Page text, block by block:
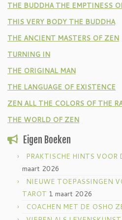
THE BUDDHA THE EMPTINESS
THIS VERY BODY THE BUDDHA
THE ANCIENT MASTERS OF ZEN
TURNING IN
THE ORIGINAL MAN
THE LANGUAGE OF EXISTENCE
ZEN ALL THE COLORS OF THE
THE WORLD OF ZEN
Eigen Boeken
PRAKTISCHE HINTS VOOR
maart 2026
NIEUWE TOEPASSINGEN
TAROT 1 maart 2026
COACHEN MET DE OSHO